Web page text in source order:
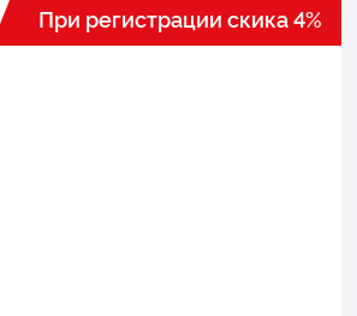
При регистрации скика 4%